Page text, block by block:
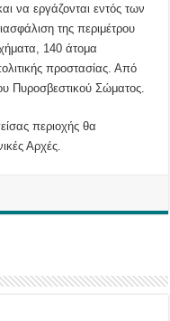
να εργάζονται εντός των
της περιμέτρου
140 άτομα
προστασίας. Από
Πυροσβεστικού Σώματος.
περιοχής θα
Αρχές.